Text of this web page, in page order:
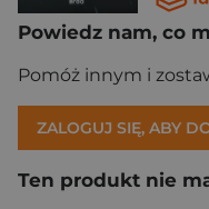
Powiedz nam, co
Pomóż innym i
ZALOGUJ SIĘ, ABY
Ten produkt nie